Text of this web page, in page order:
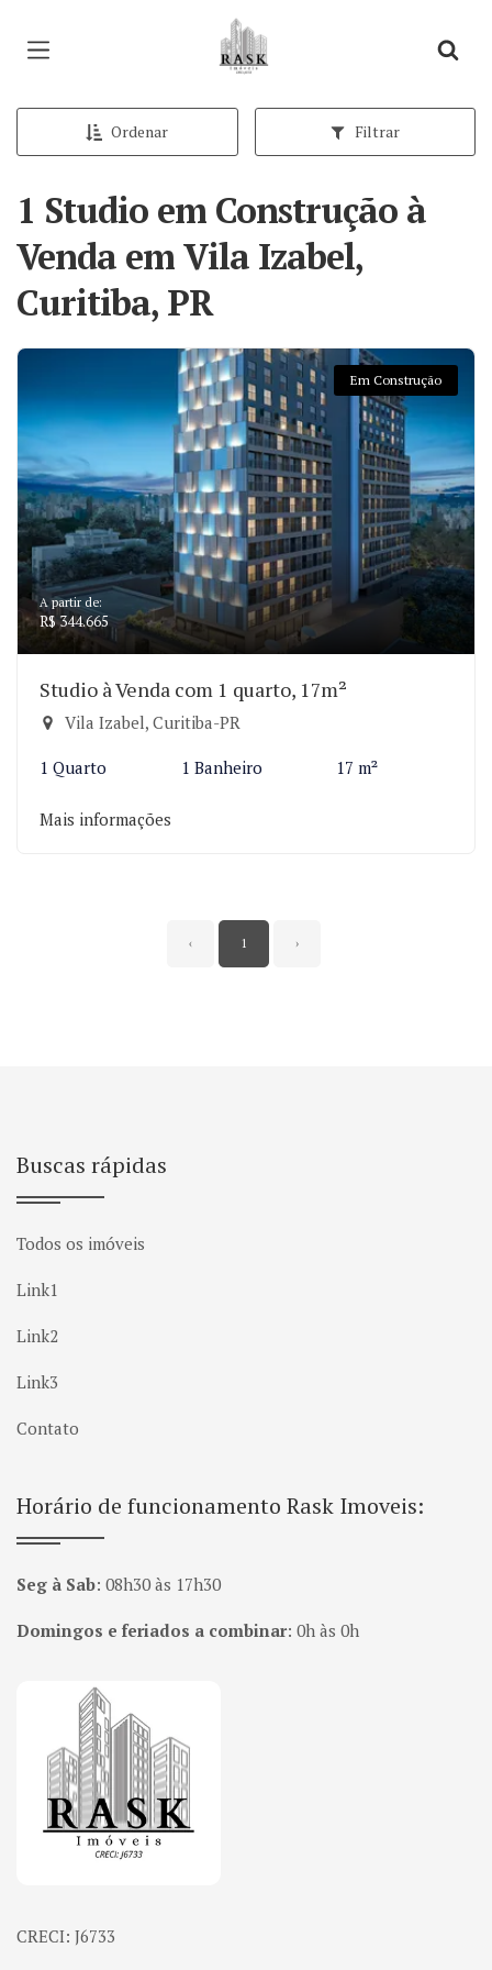
Página inicial
Ordenar Filtrar
1 Studio em Construção à
Venda em Vila Izabel,
Curitiba, PR
Em Construção
A partir de:
R$ 344.665
Studio à Venda com 1 quarto, 17m²
Vila Izabel, Curitiba-PR
1 Quarto 1 Banheiro 17 m²
Mais informações
‹ 1 ›
Buscas rápidas
Todos os imóveis
Link1
Link2
Link3
Contato
Horário de funcionamento Rask Imoveis:
Seg à Sab: 08h30 às 17h30
Domingos e feriados a combinar: 0h às 0h
Página inicial
CRECI: J6733